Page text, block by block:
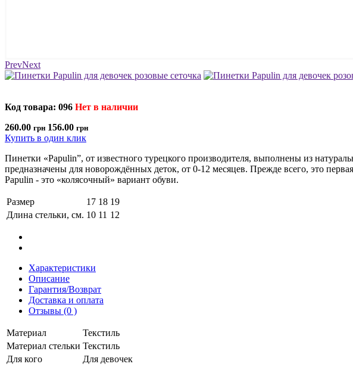
PrevNext
Код товара: 096 Нет в наличии
260.00 грн 156.00 грн
Купить в один клик
Пинетки «Papulin”, от известного турецкого производителя, выполнены из
предназначены для новорождённых деток, от 0-12 месяцев. Прежде всего, это
Papulin - это «колясочный» вариант обуви.
Размер 17 18 19
Длина стельки, см. 10 11 12
Характеристики
Описание
Гарантия/Возврат
Доставка и оплата
Отзывы (0 )
Материал
Текстиль
Материал стельки Текстиль
Для кого
Для девочек